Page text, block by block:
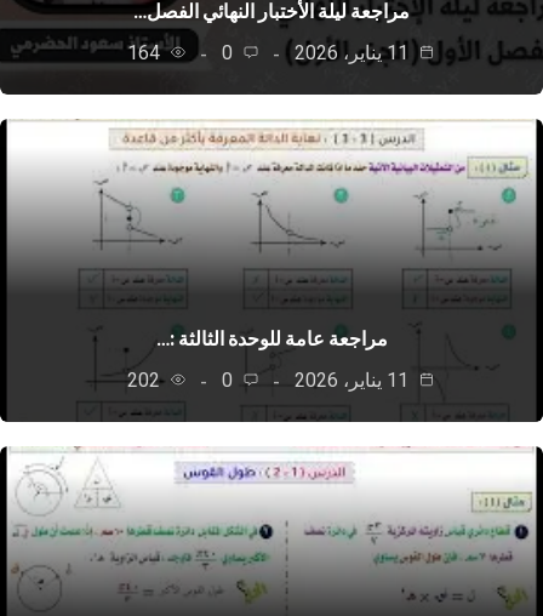
مراجعة ليلة الأختبار النهائي الفصل…
0
164
مراجعة عامة للوحدة الثالثة :…
0
202